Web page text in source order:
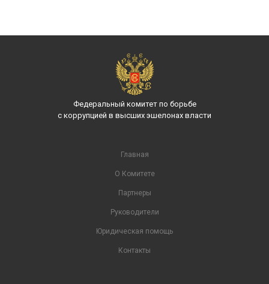
Федеральный комитет по борьбе
с коррупцией в высших эшелонах власти
Главная
О Комитете
Партнеры
Руководители
Юридическая помощь
Контакты